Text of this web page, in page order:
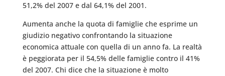
51,2% del 2007 e dal 64,1% del 2001.
Aumenta anche la quota di famiglie che esprime un
giudizio negativo confrontando la situazione
economica attuale con quella di un anno fa. La realtà
è peggiorata per il 54,5% delle famiglie contro il 41%
del 2007. Chi dice che la situazione è molto